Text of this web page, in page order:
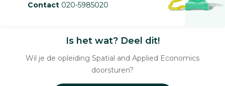
Contact 020-5985020
Is het wat? Deel dit!
Wil je de opleiding Spatial and Applied Economics
doorsturen?